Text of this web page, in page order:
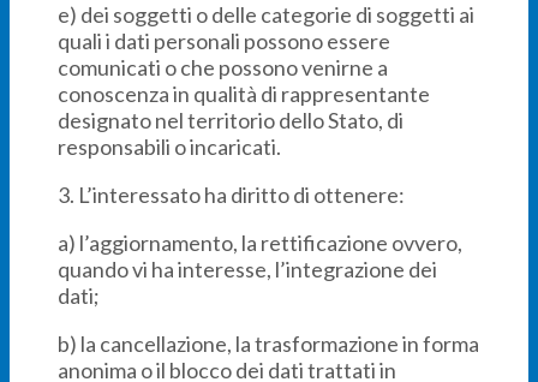
e) dei soggetti o delle categorie di soggetti ai
quali i dati personali possono essere
comunicati o che possono venirne a
conoscenza in qualità di rappresentante
designato nel territorio dello Stato, di
responsabili o incaricati.
3. L’interessato ha diritto di ottenere:
a) l’aggiornamento, la rettificazione ovvero,
quando vi ha interesse, l’integrazione dei
dati;
b) la cancellazione, la trasformazione in forma
anonima o il blocco dei dati trattati in